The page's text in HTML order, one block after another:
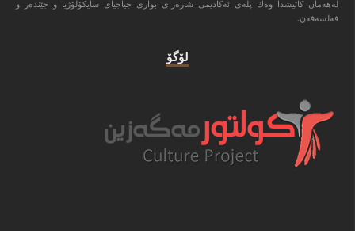
له‌هه‌مان كاتیشدا وه‌ك پله‌ی ئه‌كادیمی شاره‌زای بواری جیاجیای سایكۆلۆژیا و جێنده‌ر و
فه‌لسه‌فه‌ن.
لۆگۆ